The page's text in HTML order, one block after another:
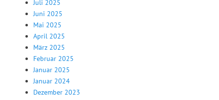
Juli 2025
Juni 2025
Mai 2025
April 2025
März 2025
Februar 2025
Januar 2025
Januar 2024
Dezember 2023